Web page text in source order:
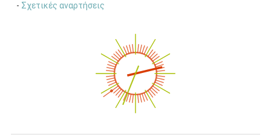
- Σχετικές αναρτήσεις